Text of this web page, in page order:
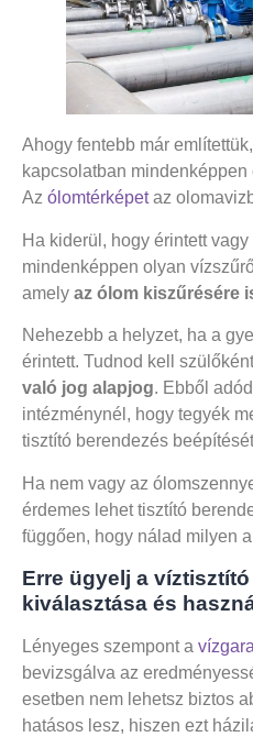
Ahogy fentebb már
kapcsolatban
Az ólomtérképetaz
Ha kiderül, hogy érintett
mindenképpen olyan
amely az ólom kiszűrésére
Nehezebb a helyzet, ha a
érintett. Tudnod kell
való jog alapjog. Ebből
intézménynél, hogy tegyék
tisztító berendezés
Ha nem vagy az
érdemes lehet tisztító
függően, hogy nálad milyen
Erre ügyelj a
kiválasztása és
Lényeges szempont a
bevizsgálva az
esetben nem lehetsz biztos
hatásos lesz, hiszen ezt